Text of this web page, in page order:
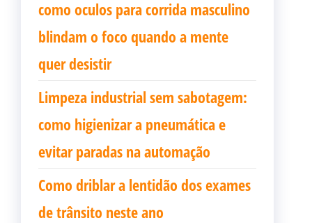
como oculos para corrida masculino
blindam o foco quando a mente
quer desistir
Limpeza industrial sem sabotagem:
como higienizar a pneumática e
evitar paradas na automação
Como driblar a lentidão dos exames
de trânsito neste ano